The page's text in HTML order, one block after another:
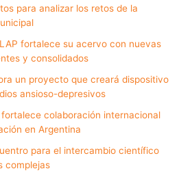
para analizar los retos de la
fortalece su acervo con nuevas
y consolidados
un proyecto que creará dispositivo
ansioso-depresivos
colaboración internacional
en Argentina
para el intercambio científico
complejas